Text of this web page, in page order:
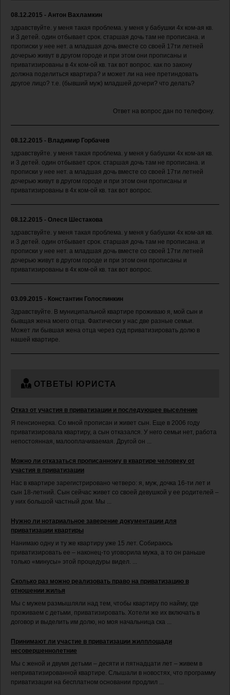
08.12.2015 - Антон Вахламкин
здравствуйте. у меня такая проблема. у меня у бабушки 4х ком-ая кв.
и 3 детей. один отбывает срок. старшая дочь там не прописана. и
прописки у нее нет. а младшая дочь вместе со своей 17ти летней
дочерью живут в другом городе и при этом они прописаны и
приватизированы в 4х ком-ой кв. так вот вопрос. как по закону
должна поделиться квартира? и может ли на нее претиндовать
другое лицо? т.е. (бывший муж) младшей дочери? что делать?
Ответ на вопрос дан по телефону.
08.12.2015 - Владимир Горбачев
здравствуйте. у меня такая проблема. у меня у бабушки 4х ком-ая кв.
и 3 детей. один отбывает срок. старшая дочь там не прописана. и
прописки у нее нет. а младшая дочь вместе со своей 17ти летней
дочерью живут в другом городе и при этом они прописаны и
приватизированы в 4х ком-ой кв. так вот вопрос.
08.12.2015 - Олеся Шестакова
здравствуйте. у меня такая проблема. у меня у бабушки 4х ком-ая кв.
и 3 детей. один отбывает срок. старшая дочь там не прописана. и
прописки у нее нет. а младшая дочь вместе со своей 17ти летней
дочерью живут в другом городе и при этом они прописаны и
приватизированы в 4х ком-ой кв. так вот вопрос.
03.09.2015 - Константин Голоспинкин
Здравствуйте. В муниципальной квартире проживаю я, мой сын и
бывщая жена моего отца. Фактически у нас две разные семьи.
Может ли бывшая жена отца через суд приватизировать долю в
нашей квартире.
ОТВЕТЫ ЮРИСТА
Отказ от участия в приватизации и последующее выселение
Я пенсионерка. Со мной прописан и живет сын. Еще в 2006 году
приватизировала квартиру, а сын отказался. У него семьи нет, работа
непостоянная, малооплачиваемая. Другой он ...
Можно ли отказаться прописанному в квартире человеку от
участия в приватизации
Нас в квартире зарегистрировано четверо: я, муж, дочка 16-ти лет и
сын 18-летний. Сын сейчас живет со своей девушкой у ее родителей –
у них большой частный дом. Мы ...
Нужно ли нотариальное заверение документации для
приватизации квартиры
Нанимаю одну и ту же квартиру уже 15 лет. Собираюсь
приватизировать ее – наконец-то уговорила мужа, а то он раньше
только «минусы» этой процедуры видел. ...
Сколько раз можно реализовать право на приватизацию в
отношении жилья
Мы с мужем размышляли над тем, чтобы квартиру по найму, где
проживаем с детьми, приватизировать. Хотели же их включать в
договор и выделить им долю, но моя начальница ска ...
Принимают ли участие в приватизации жилплощади
несовершеннолетние
Мы с женой и двумя детьми – десяти и пятнадцати лет – живем в
неприватизированной квартире. Слышали в новостях, что программу
приватизации на бесплатном основании продлил ...